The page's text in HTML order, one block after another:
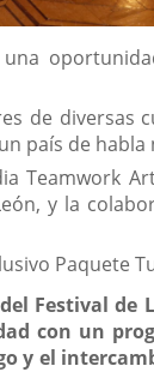
una
de
país de habla
Teamwork
y la
Paquete
Festival
con un
y el